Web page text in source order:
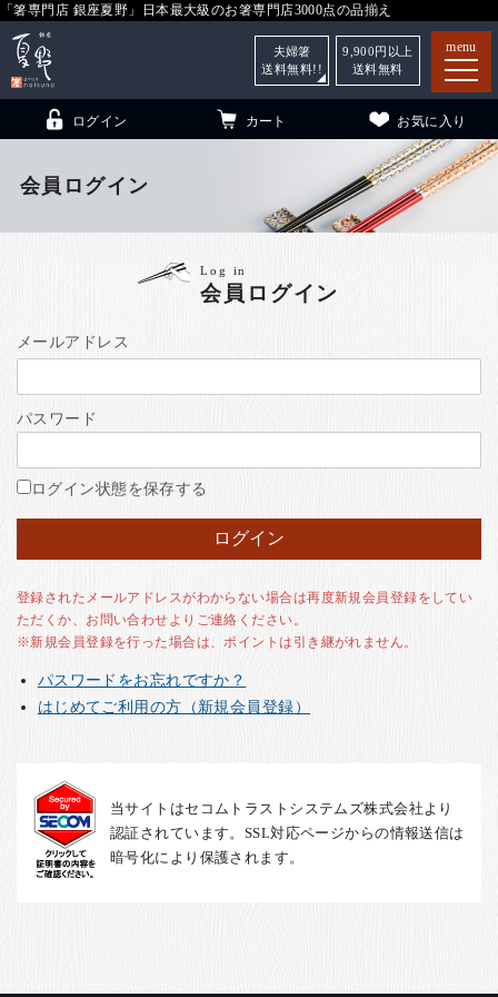
「箸専門店 銀座夏野」日本最大級のお箸専門店3000点の品揃え
menu
（贈答用・自宅用）
銀座夏野・箸長
ご利用ガイド
お客様の声
お知らせ
English
ログイン カート お気に入り
夫婦箸
送料無料!!
9,900 円以上
送料無料
会員ログイン
Log in
会員ログイン
メールアドレス
パスワード
ログイン状態を保存する
登録されたメールアドレスがわからない場合は再度新規会員登録をしてい
ただくか、お問い合わせよりご連絡ください。
※新規会員登録を行った場合は、ポイントは引き継がれません。
パスワードをお忘れですか？
はじめてご利用の方（新規会員登録）
当サイトはセコムトラストシステムズ株式会社より
認証されています。SSL対応ページからの情報送信は
暗号化により保護されます。